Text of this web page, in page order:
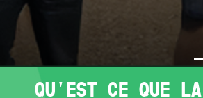
QU'EST CE QUE LA